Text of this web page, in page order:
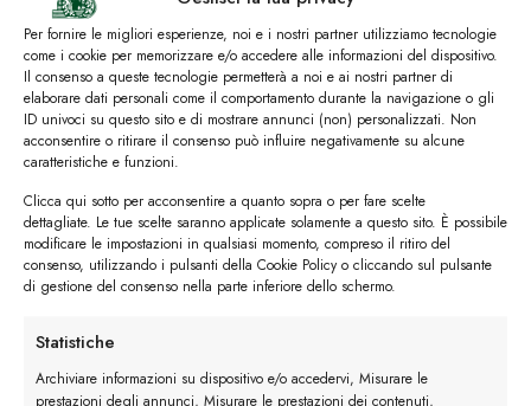
Per fornire le migliori esperienze, noi e i nostri partner utilizziamo tecnologie
come i cookie per memorizzare e/o accedere alle informazioni del dispositivo.
Il consenso a queste tecnologie permetterà a noi e ai nostri partner di
elaborare dati personali come il comportamento durante la navigazione o gli
ID univoci su questo sito e di mostrare annunci (non) personalizzati. Non
acconsentire o ritirare il consenso può influire negativamente su alcune
caratteristiche e funzioni.
Clicca qui sotto per acconsentire a quanto sopra o per fare scelte
dettagliate. Le tue scelte saranno applicate solamente a questo sito. È possibile
modificare le impostazioni in qualsiasi momento, compreso il ritiro del
consenso, utilizzando i pulsanti della Cookie Policy o cliccando sul pulsante
di gestione del consenso nella parte inferiore dello schermo.
Statistiche
Archiviare informazioni su dispositivo e/o accedervi, Misurare le
prestazioni degli annunci, Misurare le prestazioni dei contenuti,
come quelle lavorative ma anche in occasioni di
cerimonie,abbinandola ad uno spezzato o un
gessato, ma anche nel tempo libero, in
abbinamento adoutift più casual.
Il nuovo modello Derby Brogue fa parte della
collezione di
stringate artigianali Belfiore
realizzato a mano in Italia da esperti artigiani.
Scopri tutti i modelli dicalzature Derby Belfiore
derby full brogue e trova il modello perfetto per
te.